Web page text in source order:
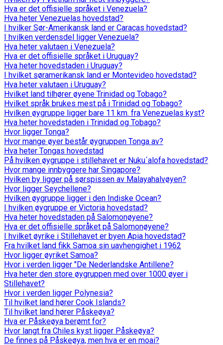
Hva er det offisielle språket i Venezuela?
Hva heter Venezuelas hovedstad?
I hvilker Sør-Amerikansk land er Caracas hovedstad?
I hvilken verdensdel ligger Venezuela?
Hva heter valutaen i Venezuela?
Hva er det offisielle språket i Uruguay?
Hva heter hovedstaden i Uruguay?
I hvilket søramerikansk land er Montevideo hovedstad?
Hva heter valutaen i Uruguay?
Hvilket land tilhører øyene Trinidad og Tobago?
Hvilket språk brukes mest på i Trinidad og Tobago?
Hvilken øygruppe ligger bare 11 km. fra Venezuelas kyst?
Hva heter hovedstaden i Trinidad og Tobago?
Hvor ligger Tonga?
Hvor mange øyer består øygruppen Tonga av?
Hva heter Tongas hovedstad
På hvilken øygruppe i stillehavet er Nuku´alofa hovedstad?
Hvor mange innbyggere har Singapore?
Hvilken by ligger på sørspissen av Malayahalvøyen?
Hvor ligger Seychellene?
Hvilken øygruppe ligger i den Indiske Ocean?
I hvilken øygruppe er Victoria hovedstad?
Hva heter hovedstaden på Salomonøyene?
Hva er det offisielle språket på Salomonøyene?
I hvilket øyrike i Stillehavet er byen Apia hovedstad?
Fra hvilket land fikk Samoa sin uavhengighet i 1962
Hvor ligger øyriket Samoa?
Hvor i verden ligger "De Nederlandske Antillene?
Hva heter den store øygruppen med over 1000 øyer i
Stillehavet?
Hvor i verden ligger Polynesia?
Til hvilket land hører Cook Islands?
Til hvilket land hører Påskeøya?
Hva er Påskeøya berømt for?
Hvor langt fra Chiles kyst ligger Påskeøya?
De finnes på Påskeøya, men hva er en moai?